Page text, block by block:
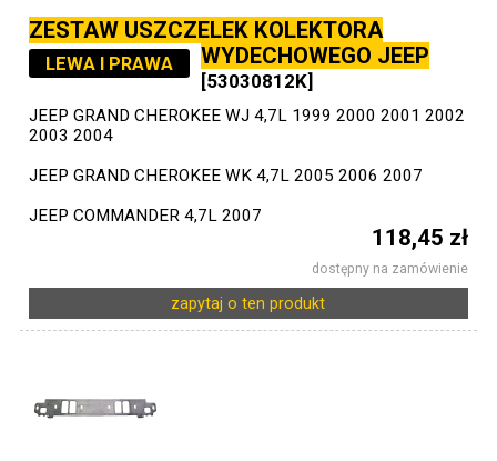
ZESTAW USZCZELEK KOLEKTORA
WYDECHOWEGO JEEP
LEWA I PRAWA
[53030812K]
JEEP GRAND CHEROKEE WJ 4,7L 1999 2000 2001 2002
2003 2004
JEEP GRAND CHEROKEE WK 4,7L 2005 2006 2007
JEEP COMMANDER 4,7L 2007
118,45 zł
dostępny na zamówienie
zapytaj o ten produkt